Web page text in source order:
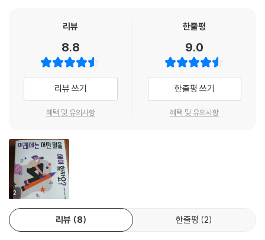
리뷰
8.8
리뷰 쓰기
혜택 및 유의사항
한줄평
9.0
한줄평 쓰기
혜택 및 유의사항
2
리뷰 8 한줄평 2